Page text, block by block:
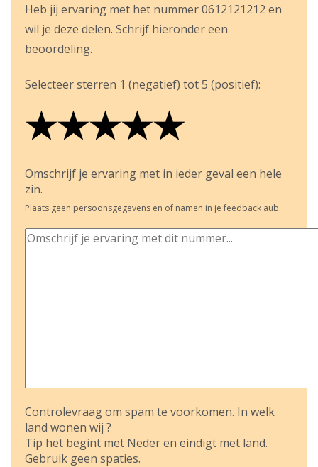
Heb jij ervaring met het nummer 0612121212 en
wil je deze delen. Schrijf hieronder een
beoordeling.
Selecteer sterren 1 (negatief) tot 5 (positief):
★
★★
★★★
★★★★
★★★★★
Omschrijf je ervaring met in ieder geval een hele
zin.
Plaats geen persoonsgegevens en of namen in je feedback aub.
Controlevraag om spam te voorkomen. In welk
land wonen wij ?
Tip het begint met Neder en eindigt met land.
Gebruik geen spaties.